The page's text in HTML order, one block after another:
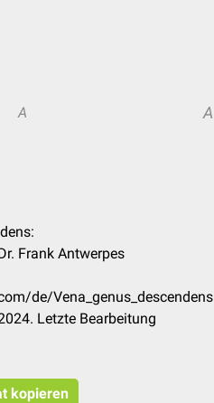
A A
Frank Antwerpes
de/Vena_genus_descendens
Letzte Bearbeitung
kopieren